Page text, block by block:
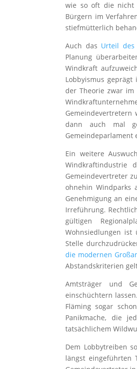
wie so oft die nicht
Bürgern im
stiefmütterlich
Auch das Urteil des
Planung
Windkraft
Lobbyismus geprägt
der Theorie zwar im
Gemeindevertretern
dann auch mal
Gemeindeparlament
Ein weitere
Windkraftindustrie
Gemeindevertreter
ohnehin Windparks
Genehmigung an
Irreführung.
gültigen
Wohnsiedlungen ist
Stelle
die modernen
Abstandskriterien
Amtsträger und
einschüchtern
Fläming sogar
Panikmache, die
tatsächlichem
Dem Lobbytreiben
längst eingeführten